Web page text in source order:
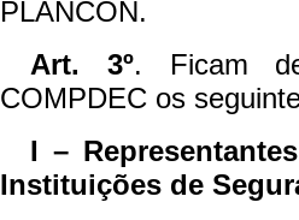
PLANCON.
Art. 3º. Ficam
COMPDEC os
I –
Instituições de